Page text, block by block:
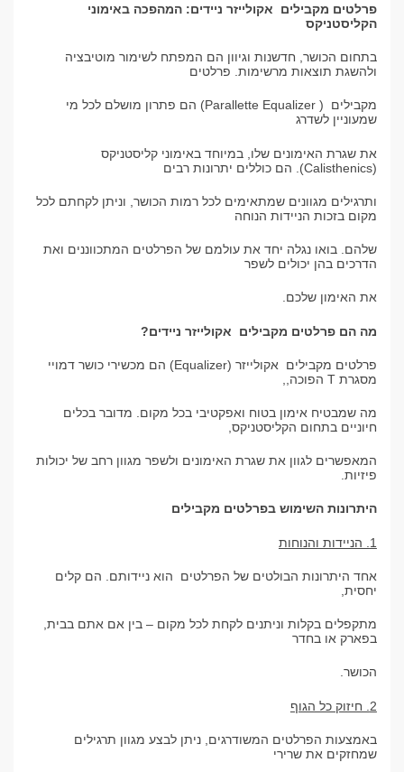
פרלטים מקבילים אקולייזר ניידים: המהפכה באימוני
הקליסטניקס
בתחום הכושר, חדשנות וגיוון הם המפתח לשימור מוטיבציה
ולהשגת תוצאות מרשימות. פרלטים
מקבילים ( Parallette Equalizer) הם פתרון מושלם לכל מי
שמעוניין לשדרג
את שגרת האימונים שלו, במיוחד באימוני קליסטניקס
(Calisthenics). הם כוללים יתרונות רבים
ותרגילים מגוונים שמתאימים לכל רמות הכושר, וניתן לקחתם לכל
מקום בזכות הניידות הנוחה
שלהם. בואו נגלה יחד את עולמם של הפרלטים המתכווננים ואת
הדרכים בהן יכולים לשפר
את האימון שלכם.
מה הם פרלטים מקבילים אקולייזר ניידים?
פרלטים מקבילים אקולייזר (Equalizer) הם מכשירי כושר דמויי
מסגרת T הפוכה,
מה שמבטיח אימון בטוח ואפקטיבי בכל מקום. מדובר בכלים
חיוניים בתחום הקליסטניקס,
המאפשרים לגוון את שגרת האימונים ולשפר מגוון רחב של יכולות
פיזיות.
היתרונות השימוש בפרלטים מקבילים
1. הניידות והנוחות
אחד היתרונות הבולטים של הפרלטים הוא ניידותם. הם קלים
יחסית,
מתקפלים בקלות וניתנים לקחת לכל מקום – בין אם אתם בבית,
בפארק או בחדר
הכושר.
2. חיזוק כל הגוף
באמצעות הפרלטים המשודרגים, ניתן לבצע מגוון תרגילים
שמחזקים את שרירי